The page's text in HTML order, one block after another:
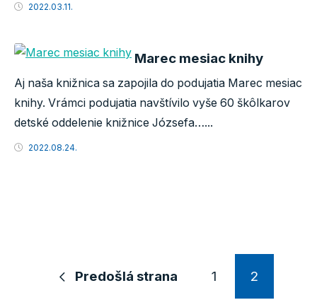
2022.03.11.
Marec mesiac knihy
Aj naša knižnica sa zapojila do podujatia Marec mesiac
knihy. Vrámci podujatia navštívilo vyše 60 škôlkarov
detské oddelenie knižnice Józsefa…...
2022.08.24.
Predošlá strana 1 2